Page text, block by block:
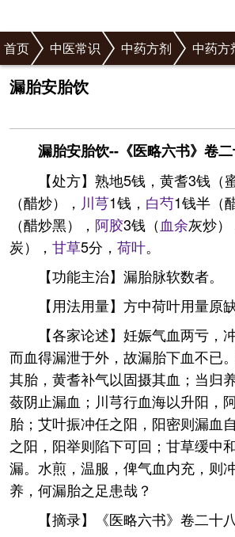
首页 中医常识 中药方剂 中药方
漏胎安胎饮
漏胎安胎饮--《医略六书》卷
【处方】熟地5钱，黄耆3钱（
（醋炒）， 川芎1钱， 白芍1钱半（
（醋炒黑）， 阿胶3钱（血余灰炒）
炭）， 甘草5分， 荷叶。
【功能主治】漏胎脉软数者。
【用法用量】方中荷叶用量原缺
【各家论述】妊娠气血两亏，
而血得漏泄于外，故漏胎下血不已
其胎，黄耆补气以固摄其血；当归
蔹阴止漏血；川芎行血海以升阳，
胎；艾叶振冲任之阳，阳密则漏血
之阳，阳举则陷下可回；甘草缓中
漏。水煎，温服，俾气血内充，则
养，何漏胎之足患哉？
【摘录】《医略六书》卷二十八